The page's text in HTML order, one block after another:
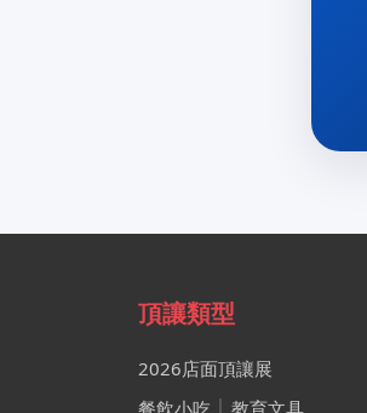
頂讓類型
2026店面頂讓展
餐飲小吃
教育文具